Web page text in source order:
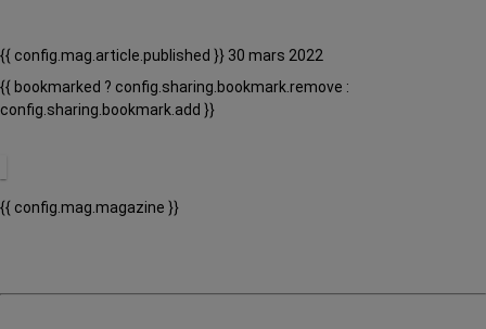
{{ config.mag.article.published }} 30 mars 2022
{{ bookmarked ? config.sharing.bookmark.remove :
config.sharing.bookmark.add }}
{{ config.mag.magazine }}